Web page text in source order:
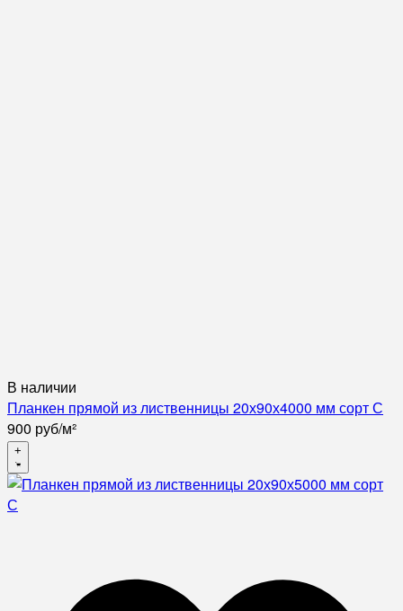
В наличии
Планкен прямой из лиственницы 20х90х4000 мм сорт С
900 руб/м²
+